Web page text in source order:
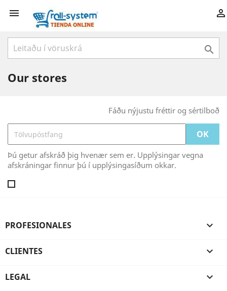
 

Our stores
Fáðu nýjustu fréttir og sértilboð
Þú getur afskráð þig hvenær sem er. Upplýsingar vegna
afskráningar finnur þú í upplýsingasíðum okkar.
PROFESIONALES 
CLIENTES 
LEGAL 